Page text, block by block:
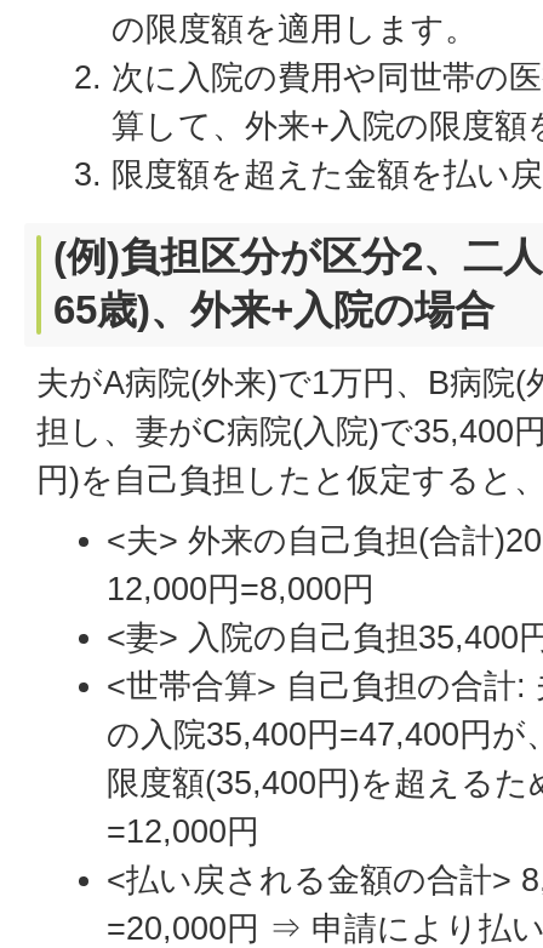
の限度額を適用します。
次に入院の費用や同世帯の
算して、外来+入院の限度額
限度額を超えた金額を払い
(例)負担区分が区分2、二
65歳)、外来+入院の場合
夫がA病院(外来)で1万円、B病院(
担し、妻がC病院(入院)で35,400
円)を自己負担したと仮定すると
<夫> 外来の自己負担(合計
12,000円=8,000円
<妻> 入院の自己負担35,400
<世帯合算> 自己負担の合計:
の入院35,400円=47,400円が
限度額(35,400円)を超える
=12,000円
<払い戻される金額の合計>
=20,000円 ⇒ 申請により払